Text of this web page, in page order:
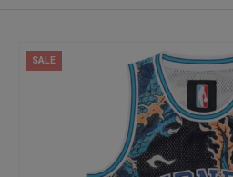
SALE